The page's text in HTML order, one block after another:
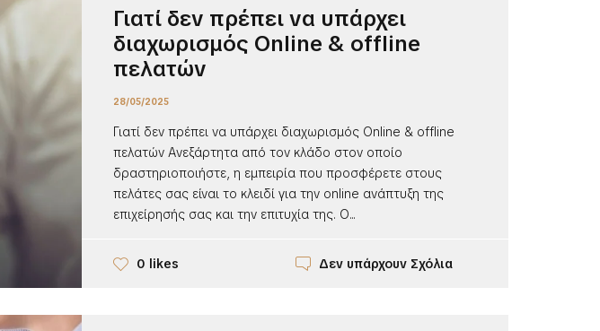
Γιατί δεν πρέπει να υπάρχει
διαχωρισμός Online & offline
πελατών
28/05/2025
Γιατί δεν πρέπει να υπάρχει διαχωρισμός Online & offline
πελατών Ανεξάρτητα από τον κλάδο στον οποίο
δραστηριοποιήστε, η εμπειρία που προσφέρετε στους
πελάτες σας είναι το κλειδί για την online ανάπτυξη της
επιχείρησής σας και την επιτυχία της. Ο...
0 likes Δεν υπάρχουν Σχόλια